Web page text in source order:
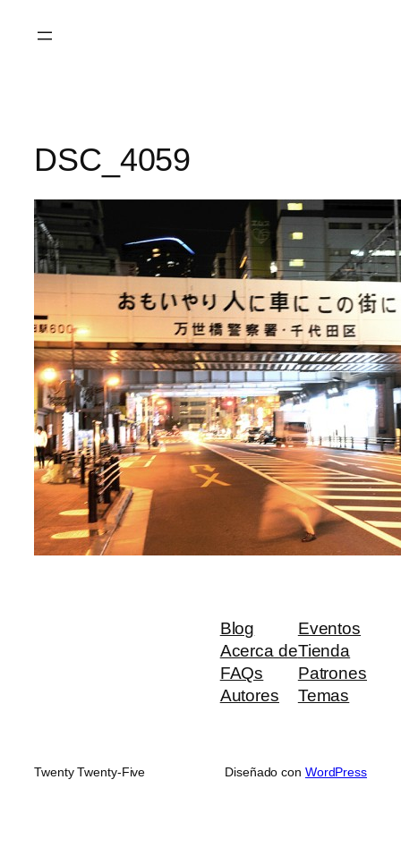
DSC_4059
Blog
Acerca de
FAQs
Autores
Eventos
Tienda
Patrones
Temas
Twenty Twenty-Five Diseñado con WordPress